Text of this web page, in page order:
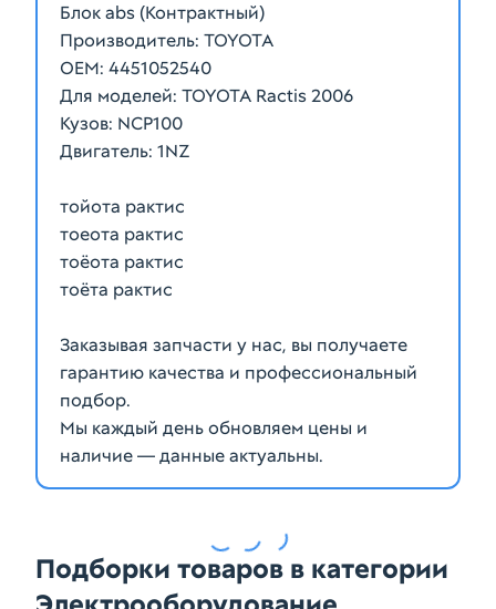
Блок abs (Контрактный)
Производитель: TOYOTA
ОЕМ: 4451052540
Для моделей: TOYOTA Ractis 2006
Кузов: NCP100
Двигатель: 1NZ
тойота рактис
тоеота рактис
тоёота рактис
тоёта рактис
Заказывая запчасти у нас, вы получаете
гарантию качества и профессиональный
подбор.
Мы каждый день обновляем цены и
наличие — данные актуальны.
Подборки товаров в категории